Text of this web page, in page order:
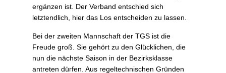
ergänzen ist. Der Verband entschied sich
letztendlich, hier das Los entscheiden zu lassen.
Bei der zweiten Mannschaft der TGS ist die
Freude groß. Sie gehört zu den Glücklichen, die
nun die nächste Saison in der Bezirksklasse
antreten dürfen. Aus regeltechnischen Gründen